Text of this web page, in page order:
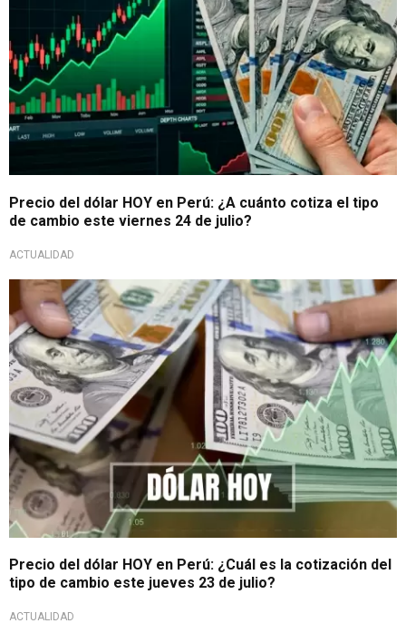
Precio del dólar HOY en Perú: ¿A cuánto cotiza el tipo
de cambio este viernes 24 de julio?
ACTUALIDAD
Panorama económico
Precio del dólar HOY en Perú: ¿Cuál es la cotización del
tipo de cambio este jueves 23 de julio?
ACTUALIDAD